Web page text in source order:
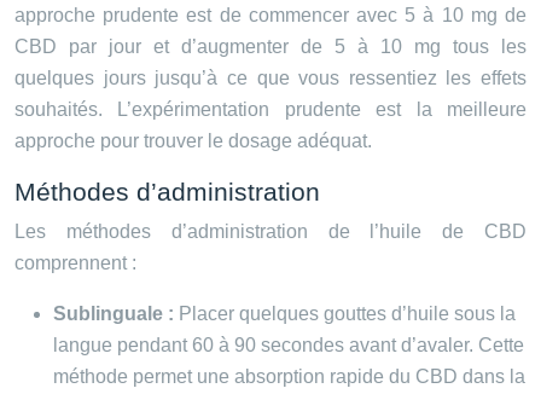
approche prudente est de commencer avec 5 à 10 mg de
CBD par jour et d’augmenter de 5 à 10 mg tous les
quelques jours jusqu’à ce que vous ressentiez les effets
souhaités. L’expérimentation prudente est la meilleure
approche pour trouver le dosage adéquat.
Méthodes d’administration
Les méthodes d’administration de l’huile de CBD
comprennent :
Sublinguale : Placer quelques gouttes d’huile sous la
langue pendant 60 à 90 secondes avant d’avaler. Cette
méthode permet une absorption rapide du CBD dans la